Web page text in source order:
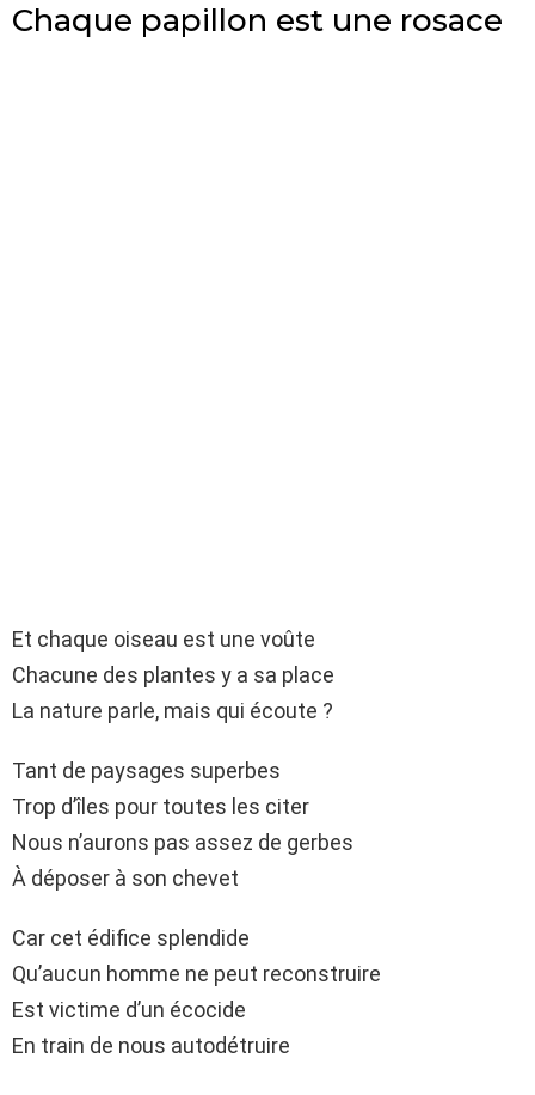
Chaque papillon est une rosace
Et chaque oiseau est une voûte
Chacune des plantes y a sa place
La nature parle, mais qui écoute ?
Tant de paysages superbes
Trop d’îles pour toutes les citer
Nous n’aurons pas assez de gerbes
À déposer à son chevet
Car cet édifice splendide
Qu’aucun homme ne peut reconstruire
Est victime d’un écocide
En train de nous autodétruire